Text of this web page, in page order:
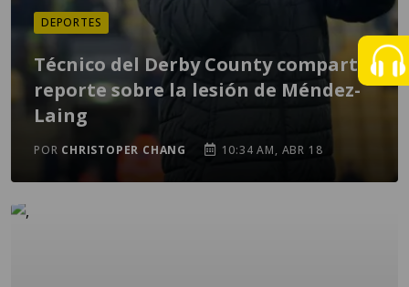
DEPORTES
Técnico del Derby County comparte
reporte sobre la lesión de Méndez-
Laing
POR CHRISTOPER CHANG 10:34 AM, ABR 18